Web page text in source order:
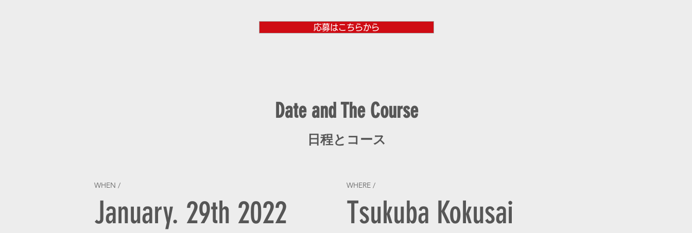
応募はこちらから
Date and The Course
日程とコース
WHEN /
January. 29th 2022
WHERE /
Tsukuba Kokusai